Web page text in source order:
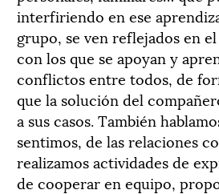
interfiriendo en ese
grupo, se ven reflejados en
con los que se apoyan y
conflictos entre todos, de
que la solución del
a sus casos. También
sentimos, de las relaciones
realizamos actividades de
de cooperar en equipo,